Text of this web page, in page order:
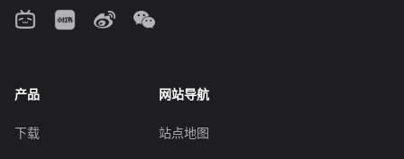
产品
下载
网站导航
站点地图